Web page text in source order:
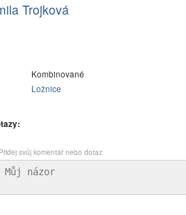
Trojková
Kombinované
Ložnice
Přidej svůj komentář nebo dotaz